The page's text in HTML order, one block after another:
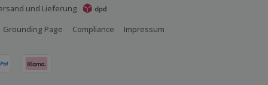
und Lieferung
Grounding Page
Compliance Impressum